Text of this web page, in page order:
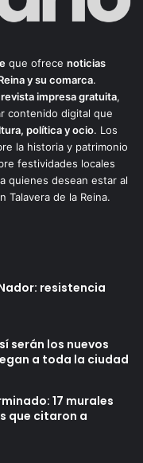
que ofrece noticias
y su comarca.
revista impresa gratuita,
contenido digital que
política y ocio. Los
la historia y patrimonio
festividades locales
quienes desean estar al
Talavera de la Reina.
resistencia
serán los nuevos
a toda la ciudad
17 murales
que citaron a